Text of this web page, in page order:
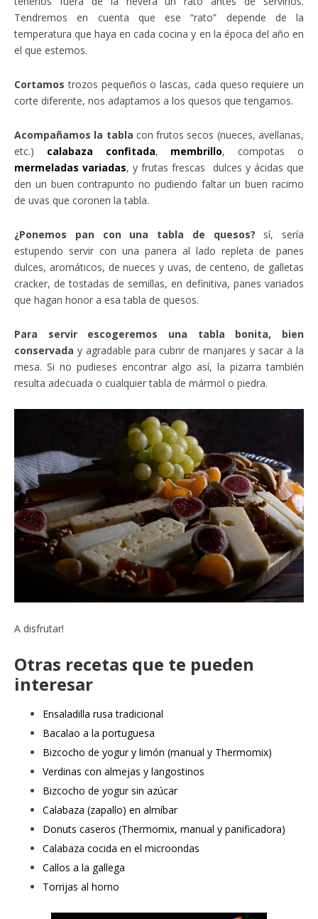
Tendremos en cuenta que ese “rato” depende de la
temperatura que haya en cada cocina y en la época del año en
el que estemos.
Cortamos trozos pequeños o lascas, cada queso requiere un
corte diferente, nos adaptamos a los quesos que tengamos.
Acompañamos la tabla con frutos secos (nueces, avellanas,
etc.) calabaza confitada, membrillo, compotas o
mermeladas variadas, y frutas frescas dulces y ácidas que
den un buen contrapunto no pudiendo faltar un buen racimo
de uvas que coronen la tabla.
¿Ponemos pan con una tabla de quesos? sí, sería
estupendo servir con una panera al lado repleta de panes
dulces, aromáticos, de nueces y uvas, de centeno, de galletas
cracker, de tostadas de semillas, en definitiva, panes variados
que hagan honor a esa tabla de quesos.
Para servir escogeremos una tabla bonita, bien
conservada y agradable para cubrir de manjares y sacar a la
mesa. Si no pudieses encontrar algo así, la pizarra también
resulta adecuada o cualquier tabla de mármol o piedra.
A disfrutar!
Otras recetas que te pueden
interesar
Ensaladilla rusa tradicional
Bacalao a la portuguesa
Bizcocho de yogur y limón (manual y Thermomix)
Verdinas con almejas y langostinos
Bizcocho de yogur sin azúcar
Calabaza (zapallo) en almíbar
Donuts caseros (Thermomix, manual y panificadora)
Calabaza cocida en el microondas
Callos a la gallega
Torrijas al horno